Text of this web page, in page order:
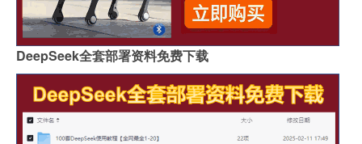
DeepSeek全套部署资料免费下载